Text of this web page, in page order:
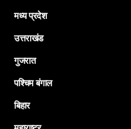
मध्य प्रदेश
उत्तराखंड
गुजरात
पश्चिम बंगाल
बिहार